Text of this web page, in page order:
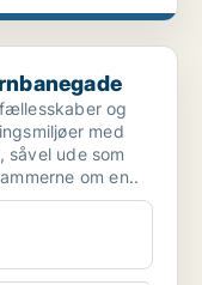
og
med
ude som
om en..